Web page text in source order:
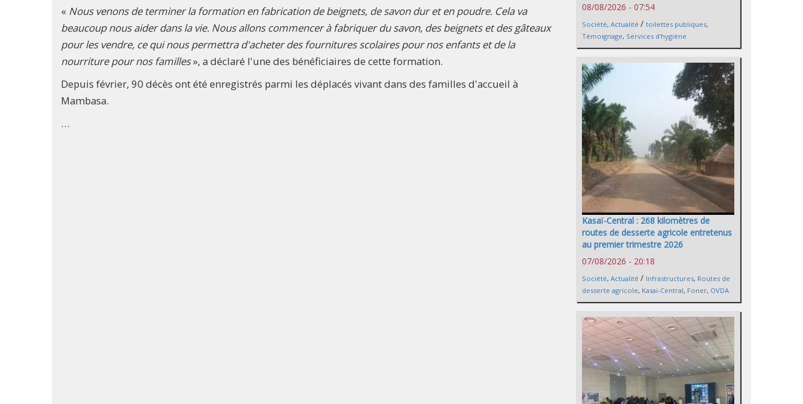
« Nous venons de terminer la formation en fabrication de beignets, de savon dur et en poudre. Cela va
beaucoup nous aider dans la vie. Nous allons commencer à fabriquer du savon, des beignets et des gâteaux
pour les vendre, ce qui nous permettra d'acheter des fournitures scolaires pour nos enfants et de la
nourriture pour nos familles», a déclaré l'une des bénéficiaires de cette formation.
Depuis février, 90 décès ont été enregistrés parmi les déplacés vivant dans des familles d'accueil à
Mambasa.
…
08/08/2026 - 07:54
Société, Actualité / toilettes publiques,
Témoignage, Services d'hygiène
Kasaï-Central : 268 kilomètres de
routes de desserte agricole entretenus
au premier trimestre 2026
07/08/2026 - 20:18
Société, Actualité / Infrastructures, Routes de
desserte agricole, Kasai-Central, Foner, OVDA